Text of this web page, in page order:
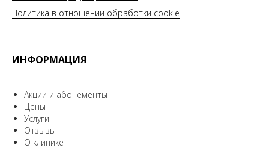
Политика в отношении обработки cookie
ИНФОРМАЦИЯ
Акции и абонементы
Цены
Услуги
Отзывы
О клинике